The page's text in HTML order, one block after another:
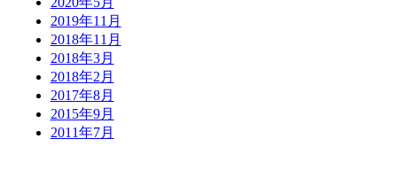
2019年11月
2018年11月
2018年3月
2018年2月
2017年8月
2015年9月
2011年7月